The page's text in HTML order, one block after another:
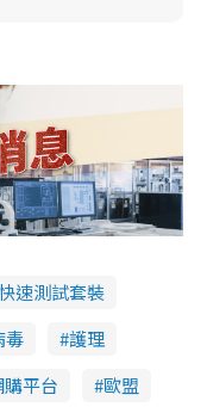
快速測試套裝
毒
護理
購平台 歐盟